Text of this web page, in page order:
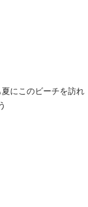
にこのビーチを訪れ